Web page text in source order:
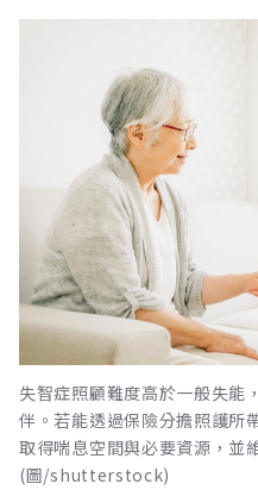
失智症照顧難度高於一般失能
伴。若能透過保險分擔照護所
取得喘息空間與必要資源，並
(圖/shutterstock)